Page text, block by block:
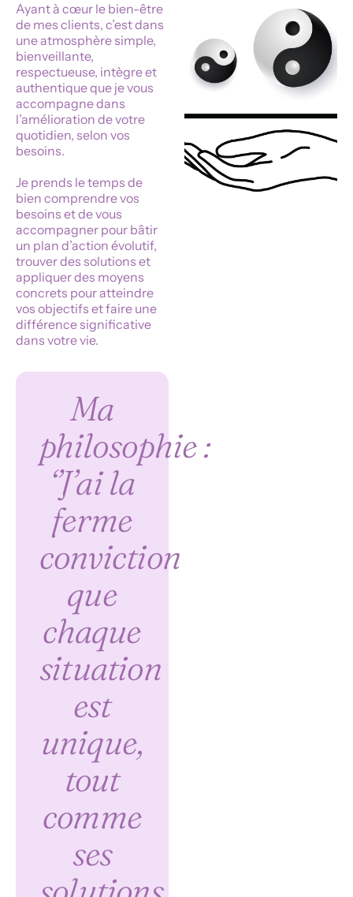
Ayant à cœur le bien-être
de mes clients, c’est dans
une atmosphère simple,
bienveillante,
respectueuse, intègre et
authentique que je vous
accompagne dans
l’amélioration de votre
quotidien, selon vos
besoins.
Je prends le temps de
bien comprendre vos
besoins et de vous
accompagner pour bâtir
un plan d’action évolutif,
trouver des solutions et
appliquer des moyens
concrets pour atteindre
vos objectifs et faire une
différence significative
dans votre vie.
Ma
philosophie :
‘’J’ai la
ferme
conviction
que
chaque
situation
est
unique,
tout
comme
ses